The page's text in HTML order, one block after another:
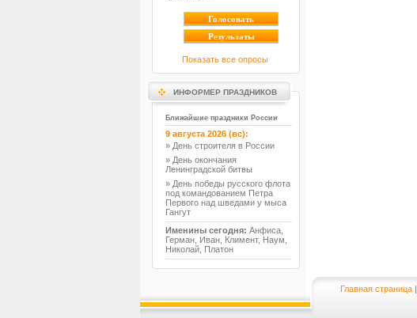
Показать все опросы
ИНФОРМЕР ПРАЗДНИКОВ
Ближайшие праздники России
9 августа 2026 (вс):
» День строителя в России
» День окончания
Ленинградской битвы
» День победы русского флота
под командованием Петра
Первого над шведами у мыса
Гангут
Именины сегодня: Анфиса,
Герман, Иван, Климент, Наум,
Николай, Платон
Главная страница|